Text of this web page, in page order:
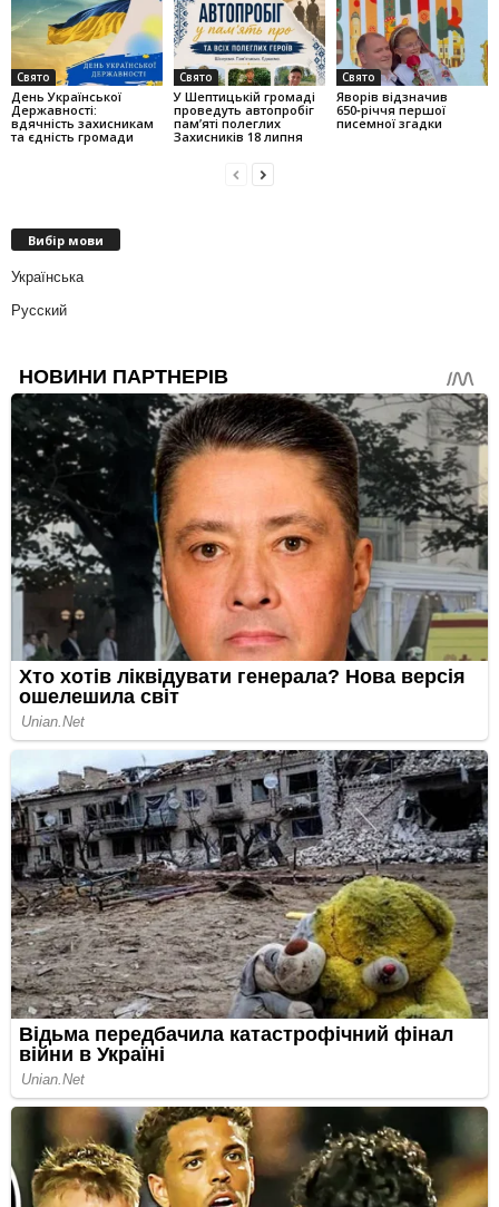
Свято
День Української
Державності:
вдячність захисникам
та єдність громади
Свято
У Шептицькій громаді
проведуть автопробіг
пам’яті полеглих
Захисників 18 липня
Свято
Яворів відзначив
650‑річчя першої
писемної згадки
Вибір мови
Українська
Русский